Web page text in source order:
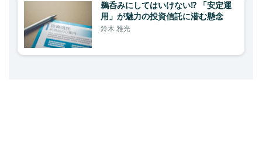
鵜呑みにしてはいけない⁉ 「安定運
用」が魅力の投資信託に潜む懸念
鈴木 雅光